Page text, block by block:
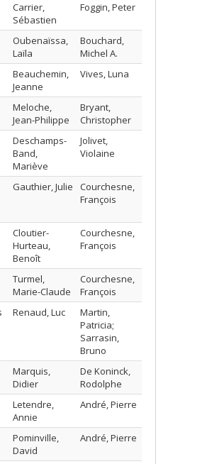
Carrier,
Sébastien
Foggin, Peter
Oubenaïssa,
Laïla
Bouchard,
Michel A.
Beauchemin,
Jeanne
Vives, Luna
Meloche,
Jean-Philippe
Bryant,
Christopher
Deschamps-
Band,
Mariève
Jolivet,
Violaine
Gauthier, Julie
Courchesne,
François
Cloutier-
Hurteau,
Benoît
Courchesne,
François
Turmel,
Marie-Claude
Courchesne,
François
Renaud, Luc
Martin,
Patricia;
Sarrasin,
Bruno
Marquis,
Didier
De Koninck,
Rodolphe
Letendre,
Annie
André, Pierre
Pominville,
David
André, Pierre